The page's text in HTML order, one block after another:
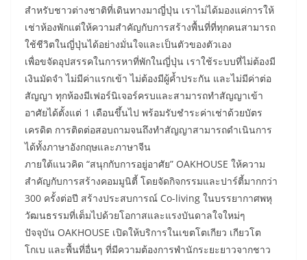
สำหรับชาวต่างชาติที่เดินทางมาญี่ปุ่น เราไม่ได้มองแค่การให้
เช่าห้องพักแต่ให้ความสำคัญกับการสร้างพื้นที่ที่ทุกคนสามารถ
ใช้ชีวิตในญี่ปุ่นได้อย่างมั่นใจและเป็นตัวของตัวเอง
เพื่อขจัดอุปสรรคในการหาที่พักในญี่ปุ่น เราใช้ระบบที่ไม่ต้องมี
เงินมัดจำ ไม่มีค่าแรกเข้า ไม่ต้องมีผู้ค้ำประกัน และไม่มีค่าต่อ
สัญญา ทุกห้องมีเฟอร์นิเจอร์ครบและสามารถทำสัญญาเข้า
อาศัยได้ตั้งแต่ 1 เดือนขึ้นไป พร้อมรับชำระค่าเช่าด้วยบัตร
เครดิต การติดต่อสอบถามจนถึงทำสัญญาสามารถดำเนินการ
ได้ทั้งภาษาอังกฤษและภาษาจีน
ภายใต้แนวคิด “สนุกกับการอยู่อาศัย” OAKHOUSE ให้ความ
สำคัญกับการสร้างคอมมูนิตี้ โดยจัดกิจกรรมและปาร์ตี้มากกว่า
300 ครั้งต่อปี สร้างประสบการณ์ Co-living ในบรรยากาศพหุ
วัฒนธรรมที่เต็มไปด้วยโอกาสและแรงบันดาลใจใหม่ๆ
ปัจจุบัน OAKHOUSE เปิดให้บริการในเขตโตเกียว เกียวโต
โกเบ และพื้นที่อื่นๆ ที่มีความต้องการพำนักระยะยาวจากชาว